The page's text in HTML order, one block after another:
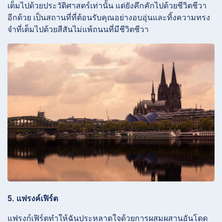
เต็มไปด้วยประวัติศาสตร์เท่านั้น แต่ยังคึกคักไปด้วยชีวิตชีวา
อีกด้วย เป็นสถานที่ที่ต้อนรับคุณอย่างอบอุ่นและทิ้งความทรง
จำที่เต็มไปด้วยสีสันไม่แพ้ถนนที่มีชีวิตชีวา
5. แฟรงค์เฟิร์ต
แฟรงก์เฟิร์ตทำให้ฉันประหลาดใจด้วยการผสมผสานอันโดด